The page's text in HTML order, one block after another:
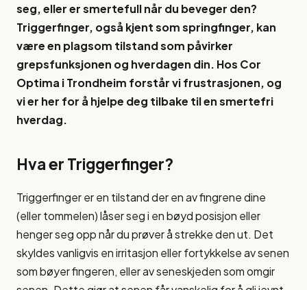
seg, eller er smertefull når du beveger den?
Triggerfinger, også kjent som springfinger, kan
være en plagsom tilstand som påvirker
grepsfunksjonen og hverdagen din. Hos Cor
Optima i Trondheim forstår vi frustrasjonen, og
vi er her for å hjelpe deg tilbake til en smertefri
hverdag.
Hva er Triggerfinger?
Triggerfinger er en tilstand der en av fingrene dine
(eller tommelen) låser seg i en bøyd posisjon eller
henger seg opp når du prøver å strekke den ut. Det
skyldes vanligvis en irritasjon eller fortykkelse av senen
som bøyer fingeren, eller av seneskjeden som omgir